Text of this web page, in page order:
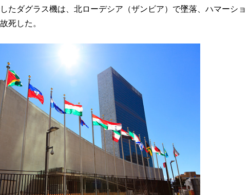
たダグラス機は、北ローデシア（ザンビア）で墜落、ハマーショ
死した。